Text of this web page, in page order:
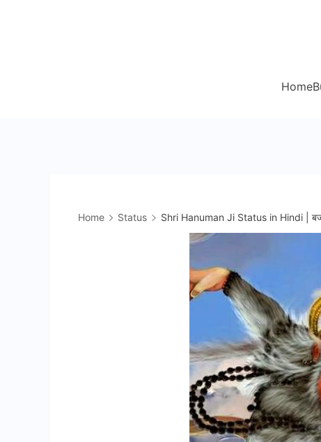
Home
Home Status Shri Hanuman Ji Status in Hindi |